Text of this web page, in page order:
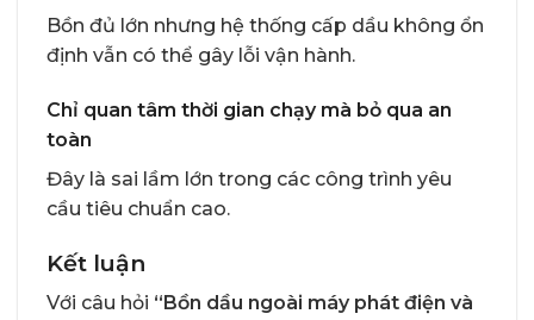
Bồn đủ lớn nhưng hệ thống cấp dầu không ổn
định vẫn có thể gây lỗi vận hành.
Chỉ quan tâm thời gian chạy mà bỏ qua an
toàn
Đây là sai lầm lớn trong các công trình yêu
cầu tiêu chuẩn cao.
Kết luận
Với câu hỏi “Bồn dầu ngoài máy phát điện và